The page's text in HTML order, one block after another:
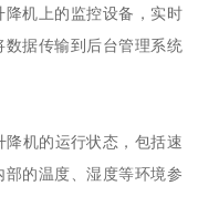
机上的监控设备，实时
据传输到后台管理系统
机的运行状态，包括速
的温度、湿度等环境参